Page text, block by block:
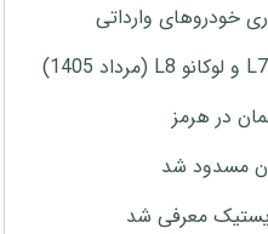
خودروهای وارداتی
در هرمز
مسدود شد
معرفی شد